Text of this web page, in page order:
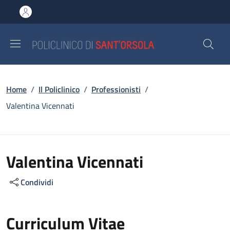
al contenuto principale
to footer content
Briciole di pane
Home / Il Policlinico / Professionisti /
Valentina Vicennati
Valentina Vicennati
Condividi
Curriculum Vitae